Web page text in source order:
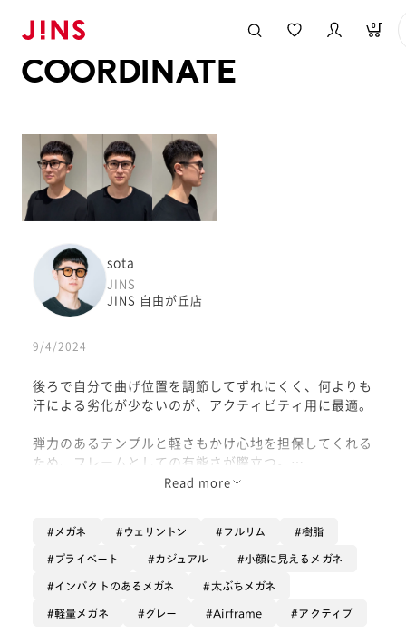
0
COORDINATE
sota
JINS
JINS 自由が丘店
9/4/2024
後ろで自分で曲げ位置を調節してずれにくく、何よりも
汗による劣化が少ないのが、アクティビティ用に最適。
弾力のあるテンプルと軽さもかけ心地を担保してくれる
ため、フレームとしての有能さが際立つ。
Read more
メガネ ウェリントン フルリム 樹脂
プライベート カジュアル 小顔に見えるメガネ
インパクトのあるメガネ 太ぶちメガネ
軽量メガネ グレー Airframe アクティブ